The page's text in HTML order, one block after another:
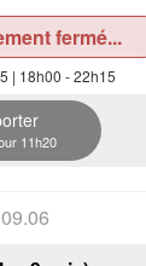
fermé...
| 18h00 - 22h15
11h20